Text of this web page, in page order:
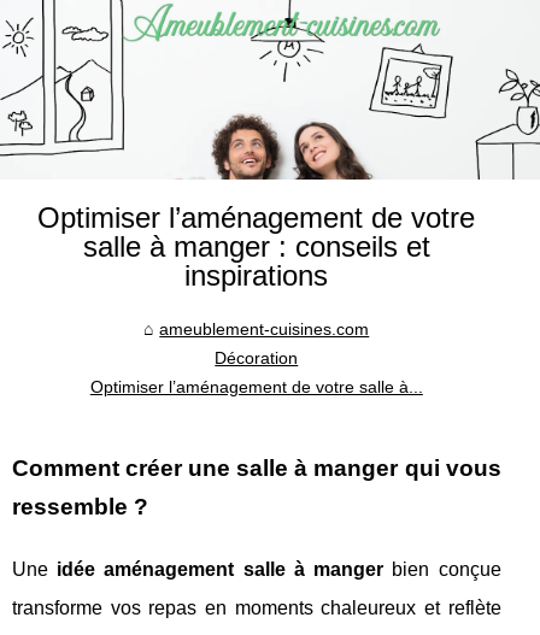
Optimiser l’aménagement de votre
salle à manger : conseils et
inspirations
ameublement-cuisines.com
Décoration
Optimiser l’aménagement de votre salle à...
Comment créer une salle à manger qui vous
ressemble ?
Une idée aménagement salle à manger bien conçue
transforme vos repas en moments chaleureux et reflète